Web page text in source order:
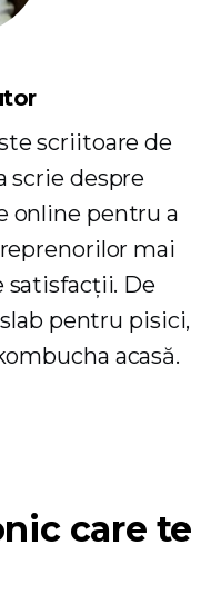
scriitoare de
scrie despre
online pentru a
mai
satisfacții. De
pentru pisici,
acasă.
care te